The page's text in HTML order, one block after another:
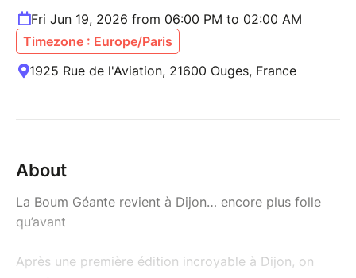
Fri Jun 19, 2026 from 06:00 PM to 02:00 AM
Timezone : Europe/Paris
1925 Rue de l'Aviation, 21600 Ouges, France
About
La Boum Géante revient à Dijon… encore plus folle
qu’avant
Après une première édition incroyable à Dijon, on